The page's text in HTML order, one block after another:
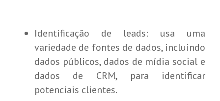
Identificação de leads: usa uma
variedade de fontes de dados, incluindo
dados públicos, dados de mídia social e
dados de CRM, para identificar
potenciais clientes.